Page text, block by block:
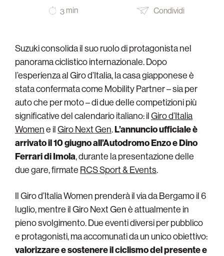
3 min Condividi
Suzuki consolida il suo ruolo di protagonista nel
panorama ciclistico internazionale. Dopo
l’esperienza al Giro d’Italia, la casa giapponese è
stata confermata come Mobility Partner – sia per
auto che per moto – di due delle competizioni più
significative del calendario italiano: ilGiro d’Italia
Womene ilGiro Next Gen.L’annuncio ufficiale è
arrivato il 10 giugno all’Autodromo Enzo e Dino
Ferrari di Imola, durante la presentazione delle
due gare, firmate RCS Sport & Events.
Il Giro d’Italia Women prenderà il via da Bergamo il 6
luglio, mentre il Giro Next Gen è attualmente in
pieno svolgimento. Due eventi diversi per pubblico
e protagonisti, ma accomunati da un unico obiettivo:
valorizzare e sostenere il ciclismo del presente e